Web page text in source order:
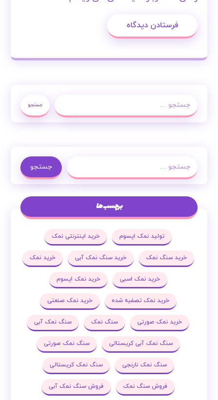
فرستادن دیدگاه
جستجو
جستجو
برچسب ها
تولید نمک اپسوم خرید اینترنتی نمک
خرید سنگ نمک خرید سنگ نمک آبی خرید نمک
خرید نمک اسبی خرید نمک اپسوم
خرید نمک تصفیه شده خرید نمک صنعتی
خرید نمک صورتی سنگ نمک سنگ نمک آبی
سنگ نمک آبی کریستالی سنگ نمک صورتی
سنگ نمک نارنجی سنگ نمک کریستالی
فروش سنگ نمک فروش سنگ نمک آبی